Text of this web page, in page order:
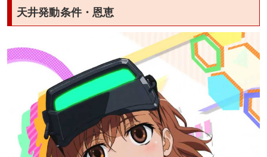
天井発動条件・恩恵